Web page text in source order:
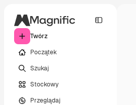
Twórz
Początek
Szukaj
Stockowy
Przeglądaj